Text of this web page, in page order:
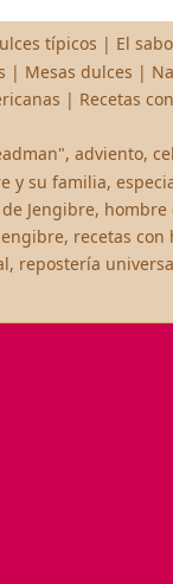
típicos | El
| Mesas dulces |
| Recetas
,adviento,
y su familia,
Jengibre, hombre
, recetas con
, repostería